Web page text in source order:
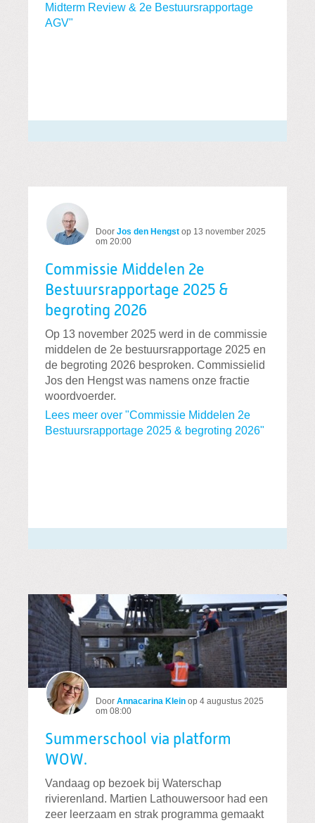
Midterm Review & 2e Bestuursrapportage
AGV"
Door Jos den Hengst op 13 november 2025
om 20:00
Commissie Middelen 2e
Bestuursrapportage 2025 &
begroting 2026
Op 13 november 2025 werd in de commissie
middelen de 2e bestuursrapportage 2025 en
de begroting 2026 besproken. Commissielid
Jos den Hengst was namens onze fractie
woordvoerder.
Lees meer over "Commissie Middelen 2e
Bestuursrapportage 2025 & begroting 2026"
Door Annacarina Klein op 4 augustus 2025
om 08:00
Summerschool via platform
WOW.
Vandaag op bezoek bij Waterschap
rivierenland. Martien Lathouwersoor had een
zeer leerzaam en strak programma gemaakt